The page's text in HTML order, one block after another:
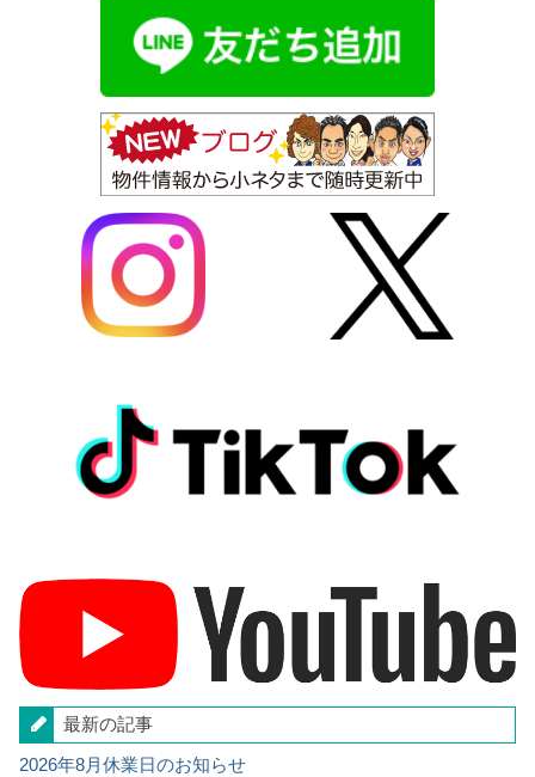
最新の記事
2026年8月休業日のお知らせ